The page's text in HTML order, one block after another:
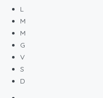
L
M
M
G
V
S
D